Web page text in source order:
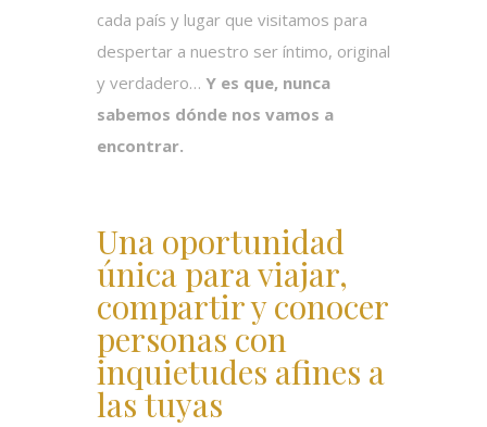
cada país y lugar que visitamos para
despertar a nuestro ser íntimo, original
y verdadero… Y es que, nunca
sabemos dónde nos vamos a
encontrar.
Una oportunidad
única para viajar,
compartir y conocer
personas con
inquietudes afines a
las tuyas